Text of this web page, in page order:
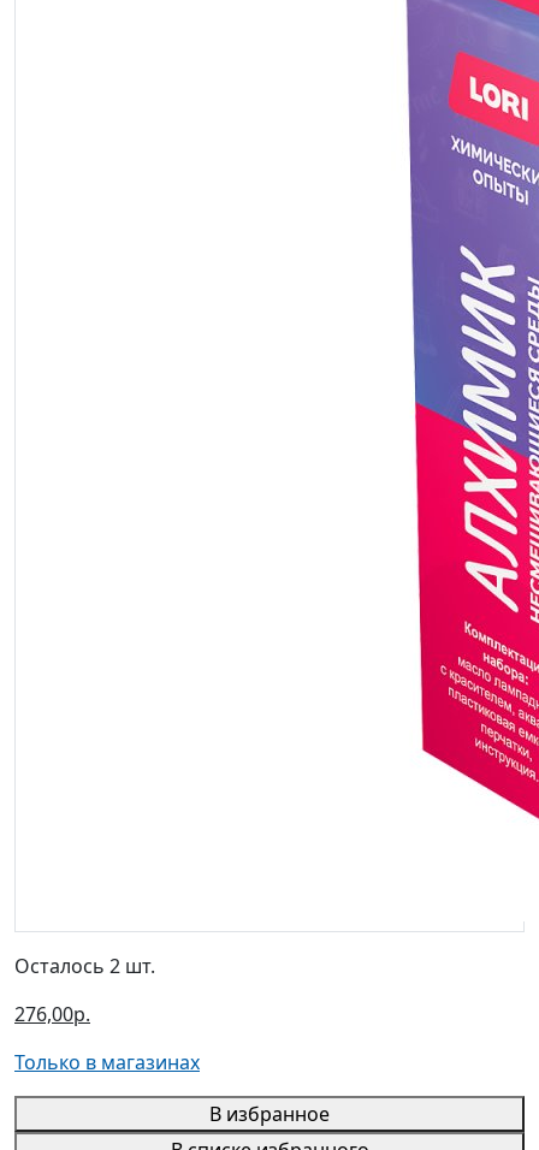
Осталось 2 шт.
276,00р.
Только в магазинах
В избранное